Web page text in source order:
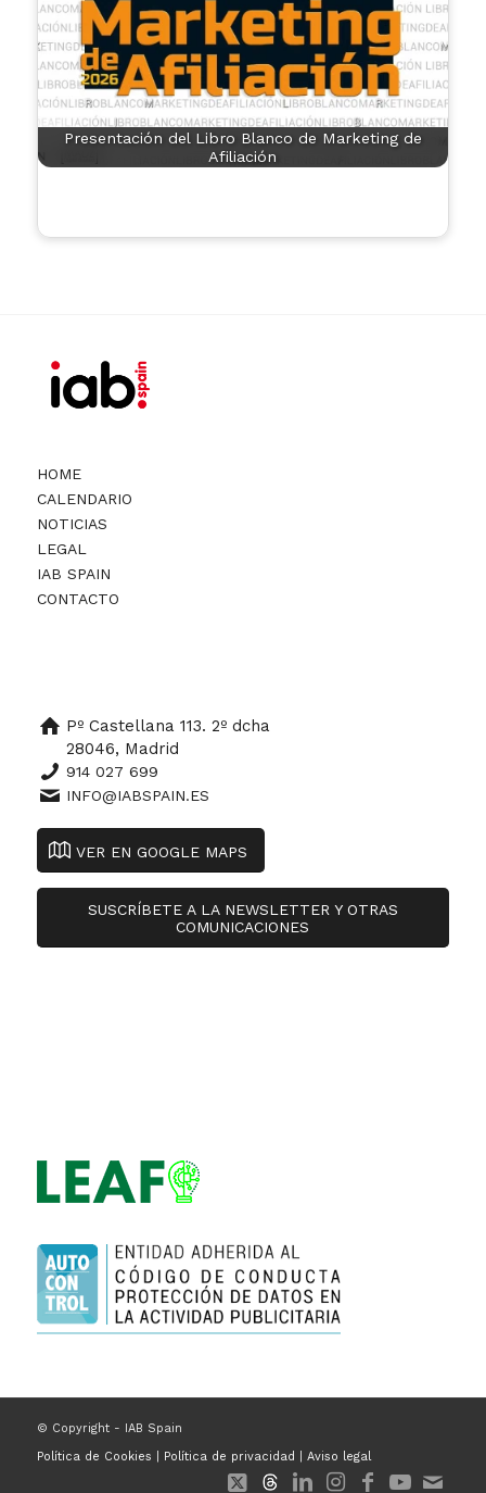
Presentación del Libro Blanco de Marketing de
Afiliación
HOME
CALENDARIO
NOTICIAS
LEGAL
IAB SPAIN
CONTACTO
Pº Castellana 113. 2º dcha
28046, Madrid
914 027 699
INFO@IABSPAIN.ES
VER EN GOOGLE MAPS
SUSCRÍBETE A LA NEWSLETTER Y OTRAS
COMUNICACIONES
© Copyright - IAB Spain
Política de Cookies
Política de privacidad Aviso legal